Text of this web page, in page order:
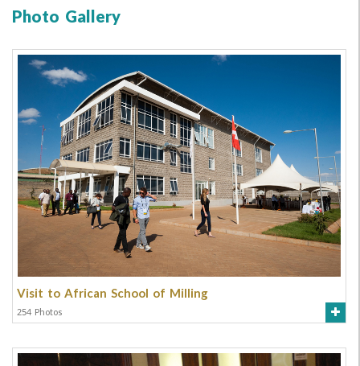
Photo Gallery
Visit to African School of Milling